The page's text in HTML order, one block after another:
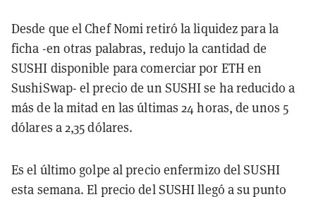
Desde que el Chef Nomi retiró la liquidez para la
ficha -en otras palabras, redujo la cantidad de
SUSHI disponible para comerciar por ETH en
SushiSwap- el precio de un SUSHI se ha reducido a
más de la mitad en las últimas 24 horas, de unos 5
dólares a 2,35 dólares.
Es el último golpe al precio enfermizo del SUSHI
esta semana. El precio del SUSHI llegó a su punto